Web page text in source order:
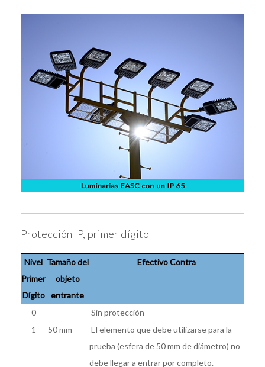
Protección IP, primer dígito
Nivel
Primer
Dígito
Tamaño del
objeto
entrante
Efectivo Contra
0 —
Sin protección
1
50 mm
El elemento que debe utilizarse para la
prueba (esfera de 50 mm de diámetro) no
debe llegar a entrar por completo.